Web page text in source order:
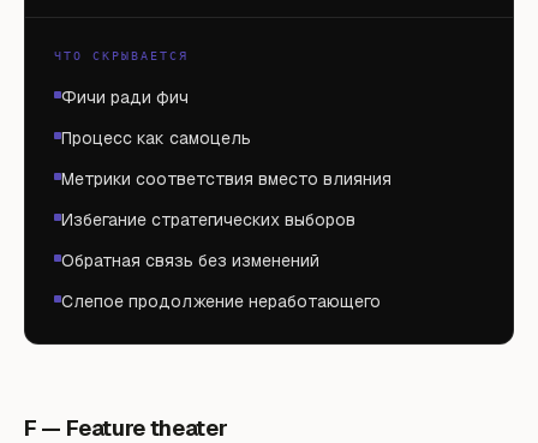
ЧТО СКРЫВАЕТСЯ
Фичи ради фич
Процесс как самоцель
Метрики соответствия вместо влияния
Избегание стратегических выборов
Обратная связь без изменений
Слепое продолжение неработающего
F — Feature theater